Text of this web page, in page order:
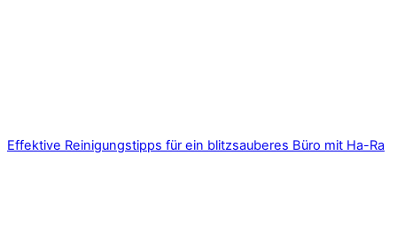
Effektive Reinigungstipps für ein blitzsauberes Büro mit Ha-Ra